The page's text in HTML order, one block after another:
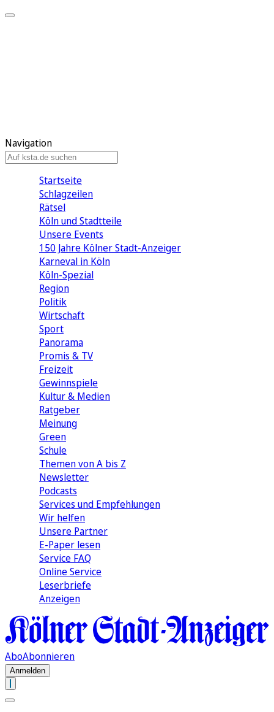
Navigation
Startseite
Schlagzeilen
Rätsel
Köln und Stadtteile
Unsere Events
150 Jahre Kölner Stadt-Anzeiger
Karneval in Köln
Köln-Spezial
Region
Politik
Wirtschaft
Sport
Panorama
Promis & TV
Freizeit
Gewinnspiele
Kultur & Medien
Ratgeber
Meinung
Green
Schule
Themen von A bis Z
Newsletter
Podcasts
Services und Empfehlungen
Wir helfen
Unsere Partner
E-Paper lesen
Service FAQ
Online Service
Leserbriefe
Anzeigen
AboAbonnieren
Anmelden